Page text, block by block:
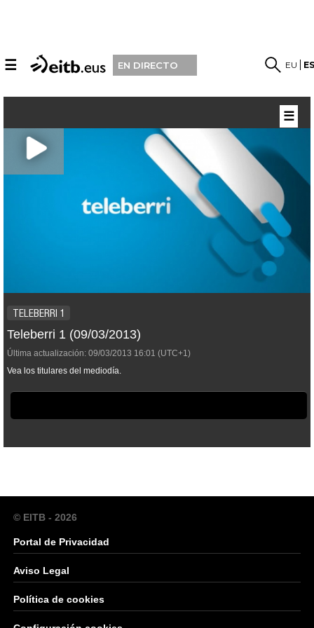
☰ EN DIRECTO EU
TELEBERRI 1
Teleberri 1 (09/03/2013)
Última actualización: 09/03/2013 16:01 (UTC+1)
Vea los titulares del mediodía.
☰
© EITB - 2026
Portal de Privacidad
Aviso Legal
Política de cookies